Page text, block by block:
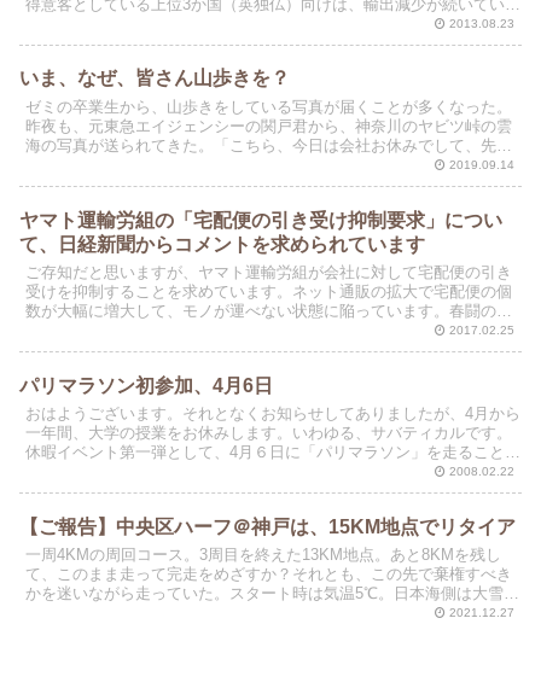
得意客としている上位3か国（英独仏）向けは、輸出減少が続いてい
る。来月、わたしたちJFMAがツアーで訪れるロシア向け... 2013.08.23
いま、なぜ、皆さん山歩きを？
ゼミの卒業生から、山歩きをしている写真が届くことが多くなった。
昨夜も、元東急エイジェンシーの関戸君から、神奈川のヤビツ峠の雲
海の写真が送られてきた。「こちら、今日は会社お休みでして、先輩
たちと登山してきました！」。休暇登山らしく、声が弾んで...2019.09.14
ヤマト運輸労組の「宅配便の引き受け抑制要求」につい
て、日経新聞からコメントを求められています
ご存知だと思いますが、ヤマト運輸労組が会社に対して宅配便の引き
受けを抑制することを求めています。ネット通販の拡大で宅配便の個
数が大幅に増大して、モノが運べない状態に陥っています。春闘のテ
ーマが宅配便の引き受け抑制だそうで、労使が協議交渉に入...2017.02.25
パリマラソン初参加、4月6日
おはようございます。それとなくお知らせしてありましたが、4月から
一年間、大学の授業をお休みします。いわゆる、サバティカルです。
休暇イベント第一弾として、4月６日に「パリマラソン」を走ることに
2008.02.22
【ご報告】中央区ハーフ＠神戸は、15KM地点でリタイア
一周4KMの周回コース。3周目を終えた13KM地点。あと8KMを残し
て、このまま走って完走をめざすか？それとも、この先で棄権すべき
かを迷いながら走っていた。スタート時は気温5℃。日本海側は大雪
2021.12.27